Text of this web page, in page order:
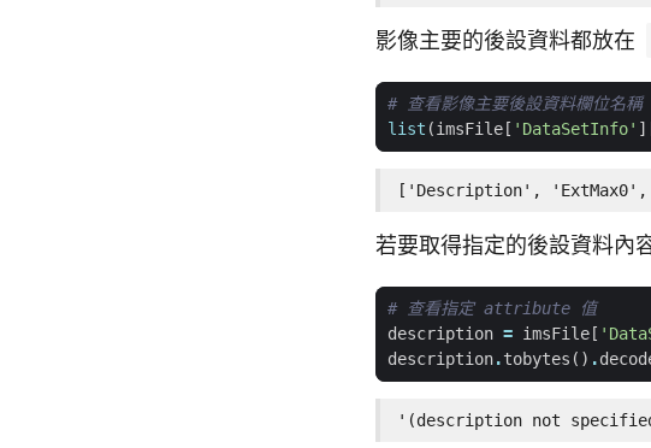
影像主要的後設資料都放在
# 查看影像主要後設資料欄位名稱
list (imsFile [ 'DataSetInfo'
['Description', 'ExtMax0',
若要取得指定的後設資料內
# 查看指定 attribute 值
description = imsFile [
description.tobytes () .
'(description not